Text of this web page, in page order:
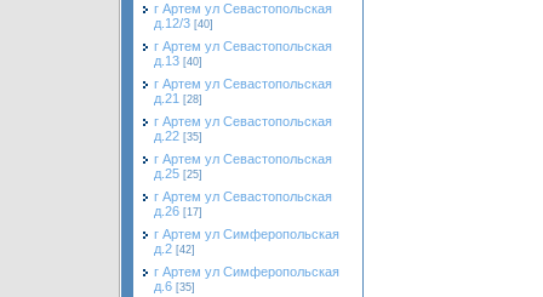
г Артем ул Севастопольская
д.12/3 [40]
г Артем ул Севастопольская
д.13 [40]
г Артем ул Севастопольская
д.21 [28]
г Артем ул Севастопольская
д.22 [35]
г Артем ул Севастопольская
д.25 [25]
г Артем ул Севастопольская
д.26 [17]
г Артем ул Симферопольская
д.2 [42]
г Артем ул Симферопольская
д.6 [35]